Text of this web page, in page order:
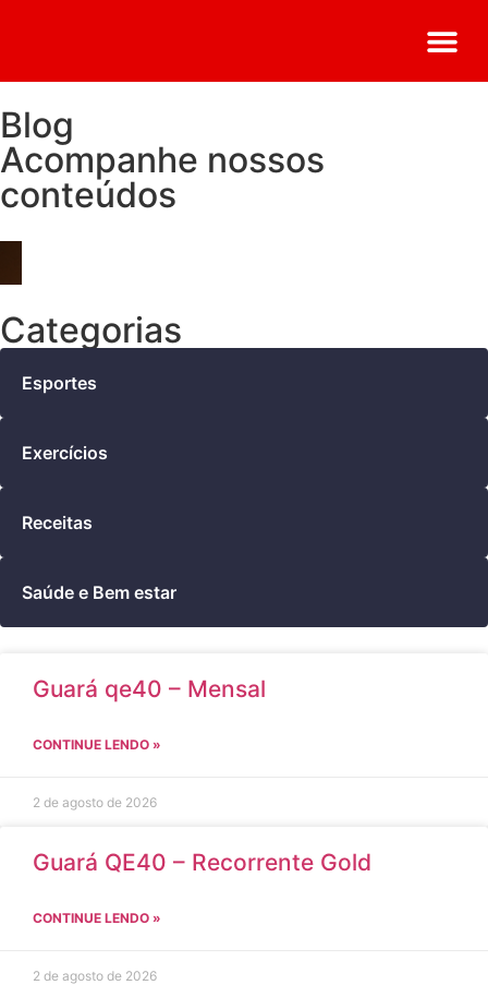
Blog
Acompanhe nossos
conteúdos
Categorias
Esportes
Exercícios
Receitas
Saúde e Bem estar
Guará qe40 – Mensal
CONTINUE LENDO »
2 de agosto de 2026
Guará QE40 – Recorrente Gold
CONTINUE LENDO »
2 de agosto de 2026